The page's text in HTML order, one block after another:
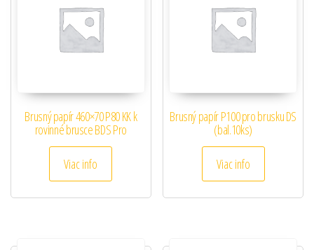
Brusný papír 460×70 P80 KK k
rovinné brusce BDS Pro
Viac info
Brusný papír P100 pro brusku DS
(bal.10ks)
Viac info